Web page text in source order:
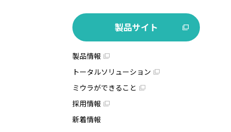
製品サイト
製品情報
トータルソリューション
ミウラができること
採用情報
新着情報